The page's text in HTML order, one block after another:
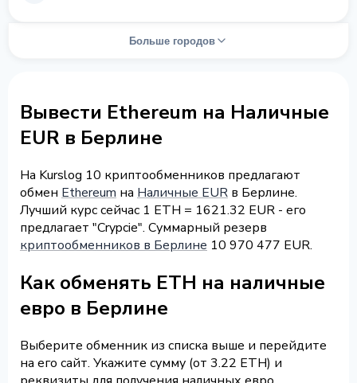
Больше городов
Вывести Ethereum на Наличные
EUR в Берлине
На Kurslog 10 криптообменников предлагают
обмен Ethereum на Наличные EUR в Берлине.
Лучший курс сейчас 1 ETH = 1621.32 EUR - его
предлагает "Crypcie". Суммарный резерв
криптообменников в Берлине 10 970 477 EUR.
Как обменять ETH на наличные
евро в Берлине
Выберите обменник из списка выше и перейдите
на его сайт. Укажите сумму (от 3.22 ETH) и